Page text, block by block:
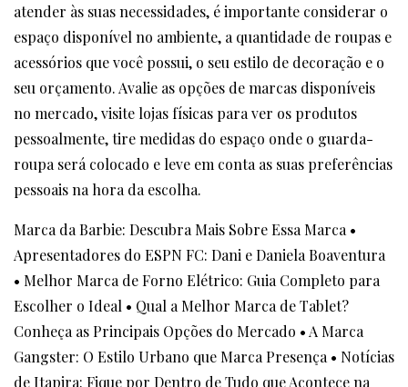
atender às suas necessidades, é importante considerar o
espaço disponível no ambiente, a quantidade de roupas e
acessórios que você possui, o seu estilo de decoração e o
seu orçamento. Avalie as opções de marcas disponíveis
no mercado, visite lojas físicas para ver os produtos
pessoalmente, tire medidas do espaço onde o guarda-
roupa será colocado e leve em conta as suas preferências
pessoais na hora da escolha.
Marca da Barbie: Descubra Mais Sobre Essa Marca •
Apresentadores do ESPN FC: Dani e Daniela Boaventura
• Melhor Marca de Forno Elétrico: Guia Completo para
Escolher o Ideal • Qual a Melhor Marca de Tablet?
Conheça as Principais Opções do Mercado • A Marca
Gangster: O Estilo Urbano que Marca Presença • Notícias
de Itapira: Fique por Dentro de Tudo que Acontece na